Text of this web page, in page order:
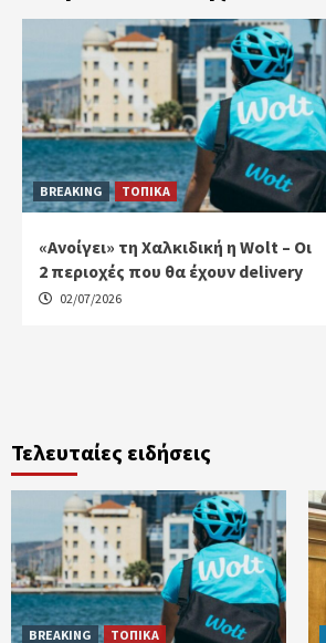
BREAKING ΤΟΠΙΚΑ
«Ανοίγει» τη Χαλκιδική η Wolt – Οι
2 περιοχές που θα έχουν delivery
02/07/2026
Τελευταίες ειδήσεις
BREAKING ΤΟΠΙΚΑ